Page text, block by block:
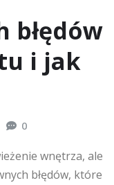
błędów
i jak
0
wnętrza, ale
błędów, które